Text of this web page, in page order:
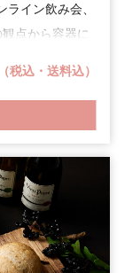
イン飲み会、
点から容器に
石箱～グラタ
めていただき
けます。
税込・送料込）